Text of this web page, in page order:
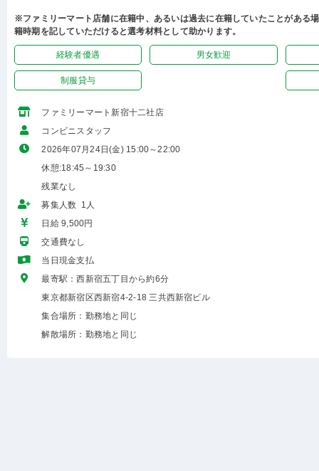
※ファミリーマート店舗に在籍中、あるいは過去に在籍していたことがある
籍時期を記していただけると選考材料として助かります。
経験者優遇 男女歓迎
制服貸与
ファミリーマート新宿十二社店
コンビニスタッフ
2026年07月24日(金) 15:00～22:00
休憩:18:45～19:30
残業なし
募集人数 1人
日給 9,500円
交通費なし
当日現金支払
最寄駅：西新宿五丁目から約6分
東京都新宿区西新宿4-2-18 三共西新宿ビル
集合場所：勤務地と同じ
解散場所：勤務地と同じ